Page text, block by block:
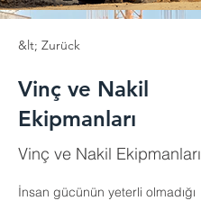
&lt; Zurück
Vinç ve Nakil
Ekipmanları
Vinç ve Nakil Ekipmanları
İnsan gücünün yeterli olmadığı